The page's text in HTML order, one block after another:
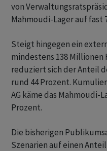
von
Mahmoudi-Lager auf fast
Steigt hingegen ein
mindestens 138
reduziert sich der Anteil
rund 44 Prozent.
AG käme das Mahmoudi-
Prozent.
Die bisherigen
Szenarien auf einen